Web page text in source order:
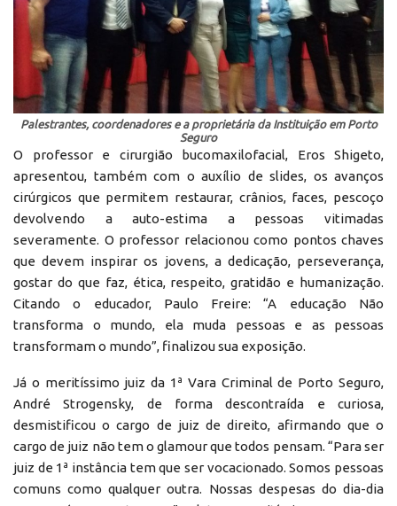
Palestrantes, coordenadores e a proprietária da Instituição em Porto
Seguro
O professor e cirurgião bucomaxilofacial, Eros Shigeto,
apresentou, também com o auxílio de slides, os avanços
cirúrgicos que permitem restaurar, crânios, faces, pescoço
devolvendo a auto-estima a pessoas vitimadas
severamente. O professor relacionou como pontos chaves
que devem inspirar os jovens, a dedicação, perseverança,
gostar do que faz, ética, respeito, gratidão e humanização.
Citando o educador, Paulo Freire: “A educação Não
transforma o mundo, ela muda pessoas e as pessoas
transformam o mundo”, finalizou sua exposição.
Já o meritíssimo juiz da 1ª Vara Criminal de Porto Seguro,
André Strogensky, de forma descontraída e curiosa,
desmistificou o cargo de juiz de direito, afirmando que o
cargo de juiz não tem o glamour que todos pensam. “Para ser
juiz de 1ª instância tem que ser vocacionado. Somos pessoas
comuns como qualquer outra. Nossas despesas do dia-dia